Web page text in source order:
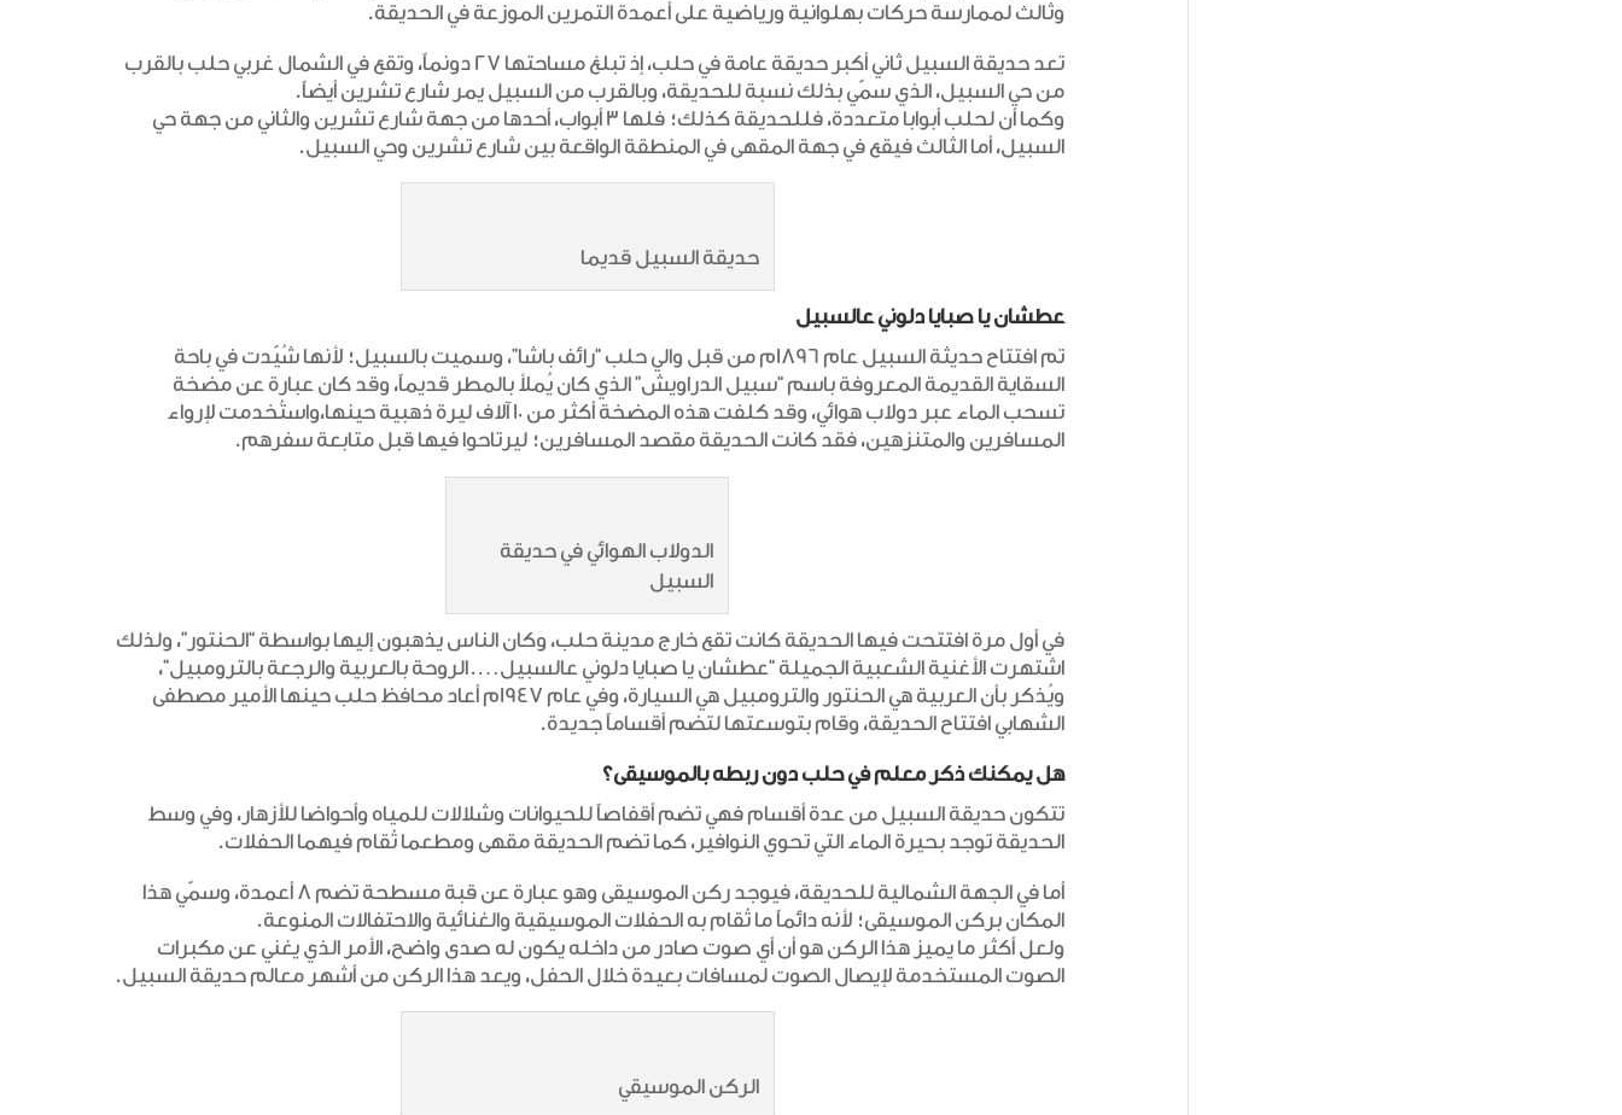
وثالث لممارسة حركات بهلوانية ورياضية على أعمدة التمرين الموزعة في الحديقة.
تعد حديقة السبيل ثاني أكبر حديقة عامة في حلب، إذ تبلغ مساحتها 27 دونماً، وتقع في الشمال غربي حلب بالقرب
من حي السبيل، الذي سمّي بذلك نسبة للحديقة، وبالقرب من السبيل يمر شارع تشرين أيضاً.
وكما أن لحلب أبوابا متعددة، فللحديقة كذلك؛ فلها 3 أبواب، أحدها من جهة شارع تشرين والثاني من جهة حي
السبيل، أما الثالث فيقع في جهة المقهى في المنطقة الواقعة بين شارع تشرين وحي السبيل.
حديقة السبيل قديما
عطشان يا صبايا دلوني عالسبيل
تم افتتاح حديثة السبيل عام 1896م من قبل والي حلب “رائف باشا”، وسميت بالسبيل؛ لأنها شُيّدت في باحة
السقاية القديمة المعروفة باسم “سبيل الدراويش” الذي كان يُملأ بالمطر قديماً، وقد كان عبارة عن مضخة
تسحب الماء عبر دولاب هوائي، وقد كلفت هذه المضخة أكثر من 10 آلاف ليرة ذهبية حينها،واستُخدمت لإرواء
المسافرين والمتنزهين، فقد كانت الحديقة مقصد المسافرين؛ ليرتاحوا فيها قبل متابعة سفرهم.
الدولاب الهوائي في حديقة
السبيل
في أول مرة افتتحت فيها الحديقة كانت تقع خارج مدينة حلب، وكان الناس يذهبون إليها بواسطة “الحنتور”، ولذلك
اشتهرت الأغنية الشعبية الجميلة “عطشان يا صبايا دلوني عالسبيل….الروحة بالعربية والرجعة بالترومبيل”،
ويُذكر بأن العربية هي الحنتور والترومبيل هي السيارة، وفي عام 1947م أعاد محافظ حلب حينها الأمير مصطفى
الشهابي افتتاح الحديقة، وقام بتوسعتها لتضم أقساماً جديدة.
هل يمكنك ذكر معلم في حلب دون ربطه بالموسيقى؟
تتكون حديقة السبيل من عدة أقسام فهي تضم أقفاصاً للحيوانات وشلالات للمياه وأحواضا للأزهار، وفي وسط
الحديقة توجد بحيرة الماء التي تحوي النوافير، كما تضم الحديقة مقهى ومطعما تُقام فيهما الحفلات.
أما في الجهة الشمالية للحديقة، فيوجد ركن الموسيقى وهو عبارة عن قبة مسطحة تضم 8 أعمدة، وسمّي هذا
المكان بركن الموسيقى؛ لأنه دائماً ما تُقام به الحفلات الموسيقية والغنائية والاحتفالات المنوعة.
ولعل أكثر ما يميز هذا الركن هو أن أي صوت صادر من داخله يكون له صدى واضح، الأمر الذي يغني عن مكبرات
الصوت المستخدمة لإيصال الصوت لمسافات بعيدة خلال الحفل، ويعد هذا الركن من أشهر معالم حديقة السبيل.
الركن الموسيقي